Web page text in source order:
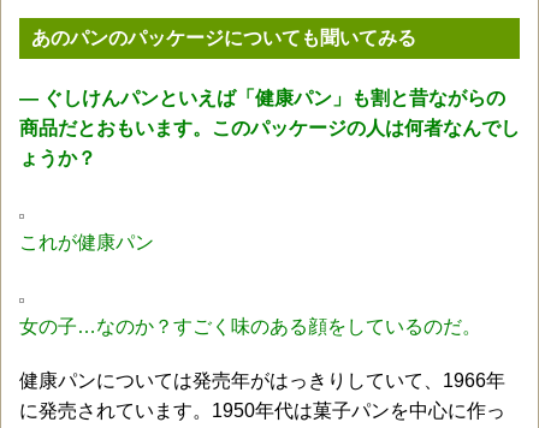
あのパンのパッケージについても聞いてみる
― ぐしけんパンといえば「健康パン」も割と昔ながらの
商品だとおもいます。このパッケージの人は何者なんでし
ょうか？
これが健康パン
女の子…なのか？すごく味のある顔をしているのだ。
健康パンについては発売年がはっきりしていて、1966年
に発売されています。1950年代は菓子パンを中心に作っ